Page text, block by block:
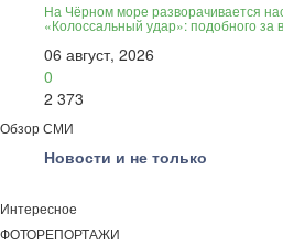
На Чёрном море разворачивается
«Колоссальный удар»: подобного
06 август, 2026
0
2 373
Обзор СМИ
Новости и не только
Интересное
ФОТОРЕПОРТАЖИ